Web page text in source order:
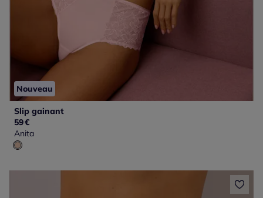
Nouveau
Slip gainant
59€
Anita